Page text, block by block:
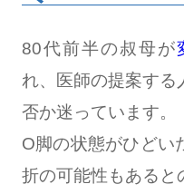
80代前半の叔母が
れ、医師の提案す
否か迷っています。
O脚の状態がひどい
折の可能性もあると